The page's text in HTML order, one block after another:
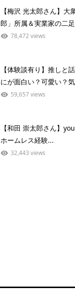
【梅沢 光太郎さん】大
郎」所属＆実業家の二
78,472 views
【体験談有り】推しと
にが面白い？可愛い？
59,657 views
【和田 崇太郎さん】
ホームレス経験...
32,443 views